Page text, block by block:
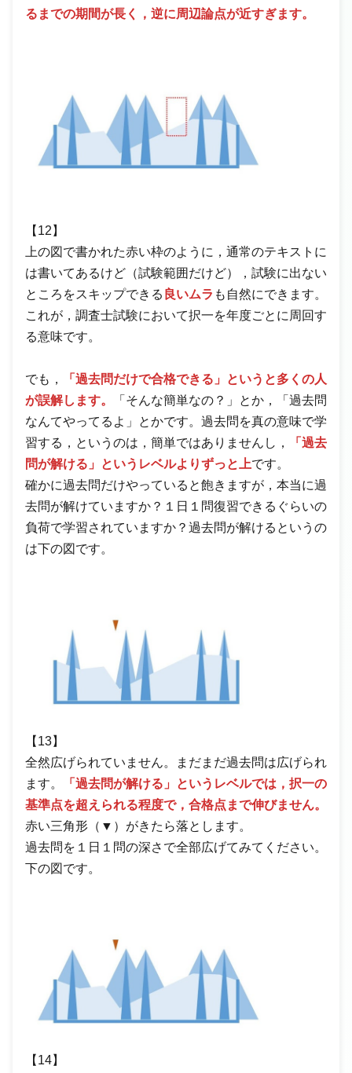
るまでの期間が長く，逆に周辺論点が近すぎます。
【12】
上の図で書かれた赤い枠のように，通常のテキストに
は書いてあるけど（試験範囲だけど），試験に出ない
ところをスキップできる 良いムラ も自然にできます。
これが，調査士試験において択一を年度ごとに周回す
る意味です。
でも，
「過去問だけで合格できる」というと多くの人
が誤解します。
「そんな簡単なの？」とか，「過去問
なんてやってるよ」とかです。過去問を真の意味で学
習する，というのは，簡単ではありませんし，
「過去
問が解ける」というレベルよりずっと上です。
確かに過去問だけやっていると飽きますが，本当に過
去問が解けていますか？１日１問復習できるぐらいの
負荷で学習されていますか？過去問が解けるというの
は下の図です。
【13】
全然広げられていません。まだまだ過去問は広げられ
ます。
「過去問が解ける」というレベルでは，択一の
基準点を超えられる程度で，合格点まで伸びません。
赤い三角形（▼）がきたら落とします。
過去問を１日１問の深さで全部広げてみてください。
下の図です。
【14】